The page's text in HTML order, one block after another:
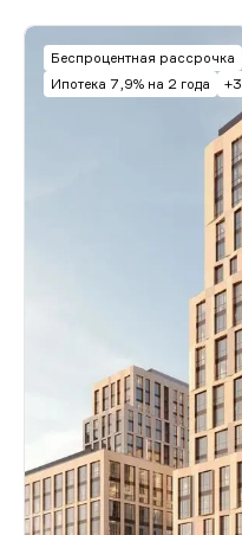
Беспроцентная рассрочка
Ипотека 7,9% на 2 года
+3